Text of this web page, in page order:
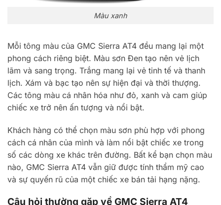
Màu xanh
Mỗi tông màu của GMC Sierra AT4 đều mang lại một
phong cách riêng biệt. Màu sơn Đen tạo nên vẻ lịch
lãm và sang trọng. Trắng mang lại vẻ tinh tế và thanh
lịch. Xám và bạc tạo nên sự hiện đại và thời thượng.
Các tông màu cá nhân hóa như đỏ, xanh và cam giúp
chiếc xe trở nên ấn tượng và nổi bật.
Khách hàng có thể chọn màu sơn phù hợp với phong
cách cá nhân của mình và làm nổi bật chiếc xe trong
số các dòng xe khác trên đường. Bất kể bạn chọn màu
nào, GMC Sierra AT4 vẫn giữ được tính thẩm mỹ cao
và sự quyến rũ của một chiếc xe bán tải hạng nặng.
Câu hỏi thường gặp về GMC Sierra AT4